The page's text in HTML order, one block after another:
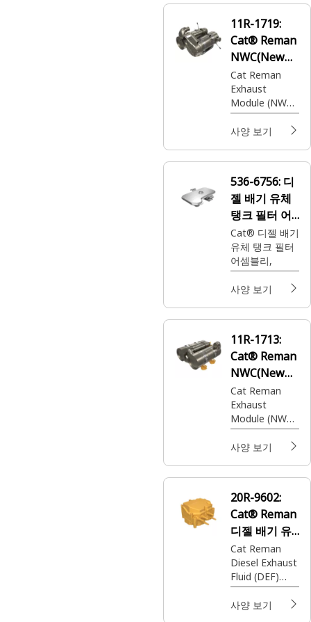
11R-1719:
Cat® Reman
NWC(New
With Core)
배기 모듈
Cat Reman
Exhaust
Module (NWC)
(CEM)
사양 보기
536-6756: 디
젤 배기 유체
탱크 필터 어
셈블리
Cat® 디젤 배기
유체 탱크 필터
어셈블리,
사양 보기
11R-1713:
Cat® Reman
NWC(New
With Core)
배기 모듈
Cat Reman
Exhaust
Module (NWC)
(CEM) (Euro 5
Emissions)
사양 보기
20R-9602:
Cat® Reman
디젤 배기 유
체(DEF) 펌프
Cat Reman
Diesel Exhaust
Fluid (DEF)
Pump (12 Volt)
(EVO ROP)
사양 보기